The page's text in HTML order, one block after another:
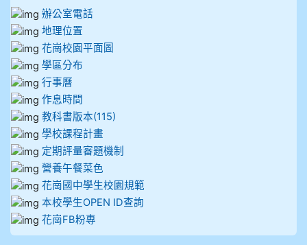
912彭子宸
914王苡澄
辦公室電話
地理位置
花崗校園平面圖
學區分布
行事曆
作息時間
教科書版本(115)
學校課程計畫
定期評量審題機制
營養午餐菜色
花崗國中學生校園規範
本校學生OPEN ID查詢
花崗FB粉專